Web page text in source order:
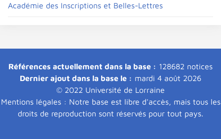
Académie des Inscriptions et Belles-Lettres
Références actuellement dans la base : 128682 notices
Dernier ajout dans la base le : mardi 4 août 2026
© 2022 Université de Lorraine
Mentions légales : Notre base est libre d'accès, mais tous les
droits de reproduction sont réservés pour tout pays.